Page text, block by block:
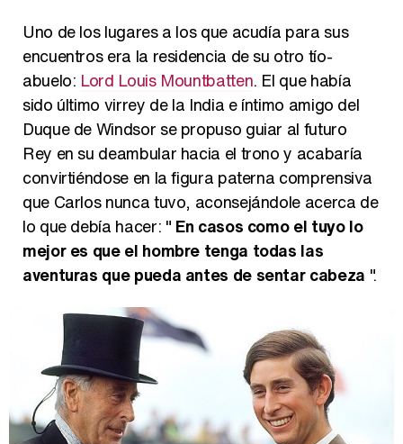
Uno de los lugares a los que acudía para sus
encuentros era la residencia de su otro tío-
abuelo: Lord Louis Mountbatten. El que había
sido último virrey de la India e íntimo amigo del
Duque de Windsor se propuso guiar al futuro
Rey en su deambular hacia el trono y acabaría
convirtiéndose en la figura paterna comprensiva
que Carlos nunca tuvo, aconsejándole acerca de
lo que debía hacer: " En casos como el tuyo lo
mejor es que el hombre tenga todas las
aventuras que pueda antes de sentar cabeza ".